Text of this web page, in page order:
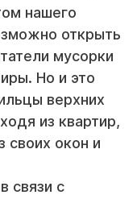
нашего
открыть
мусорки
Но и это
верхних
из квартир,
своих окон и
связи с